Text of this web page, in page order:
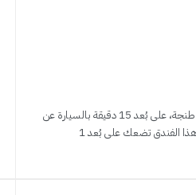
إذا أقمت في أوتيل إتوال دو نور، ستكون في مركز طنجة، على بُعد 15 دقيقة بالسيارة عن